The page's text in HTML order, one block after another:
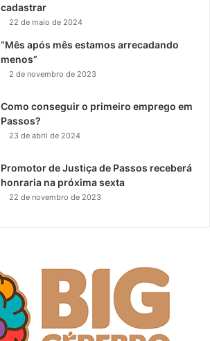
cadastrar
22 de maio de 2024
“Mês após mês estamos arrecadando
menos”
2 de novembro de 2023
Como conseguir o primeiro emprego em
Passos?
23 de abril de 2024
Promotor de Justiça de Passos receberá
honraria na próxima sexta
22 de novembro de 2023